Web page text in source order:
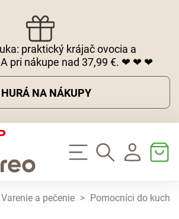
praktický krájač ovocia a
pri nákupe nad 37,99 €. ❤ ❤ ❤
HURÁ NA NÁKUPY
Varenie a pečenie > Pomocníci do